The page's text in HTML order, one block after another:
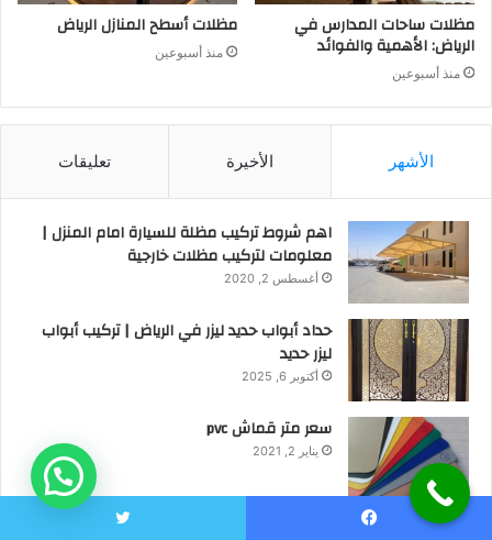
مظلات ساحات المدارس في
الرياض: الأهمية والفوائد
منذ أسبوعين
مظلات أسطح المنازل الرياض
منذ أسبوعين
الأشهر الأخيرة تعليقات
اهم شروط تركيب مظلة للسيارة امام المنزل |
معلومات لتركيب مظلات خارجية
أغسطس 2, 2020
حداد أبواب حديد ليزر في الرياض | تركيب أبواب
ليزر حديد
أكتوبر 6, 2025
سعر متر قماش pvc
يناير 2, 2021
تركيب مظلات لتغطية المسابح بأفضل الأسعار